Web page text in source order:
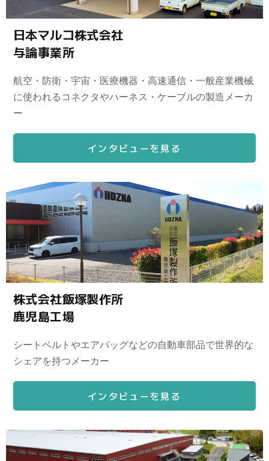
日本マルコ株式会社
与論事業所
航空・防衛・宇宙・医療機器・高速通信・一般産業機械
に使われるコネクタやハーネス・ケーブルの製造メーカ
ー
インタビューを見る
株式会社飯塚製作所
鹿児島工場
シートベルトやエアバッグなどの自動車部品で世界的な
シェアを持つメーカー
インタビューを見る